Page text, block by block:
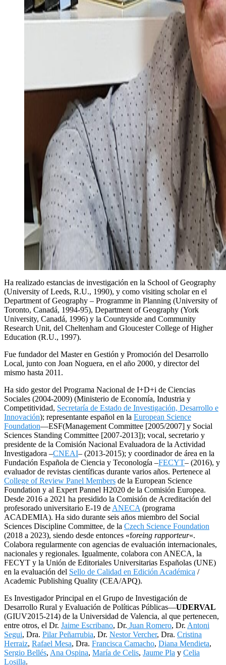
Ha realizado estancias de investigación en la School of Geography
(University of Leeds, R.U., 1990), y como visiting scholar en el
Department of Geography – Programme in Planning (University of
Toronto, Canadá, 1994-95), Department of Geography (York
University, Canadá, 1996) y la Countryside and Community
Research Unit, del Cheltenham and Gloucester College of Higher
Education (R.U., 1997).
Fue fundador del Master en Gestión y Promoción del Desarrollo
Local, junto con Joan Noguera, en el año 2000, y director del
mismo hasta 2011.
Ha sido gestor del Programa Nacional de I+D+i de Ciencias
Sociales (2004-2009) (Ministerio de Economía, Industria y
Competitividad, Secretaría de Estado de Investigación, Desarrollo e
Innovación); representante español en la European Science
Foundation—ESF(Management Committee [2005/2007] y Social
Sciences Standing Committee [2007-2013]); vocal, secretario y
presidente de la Comisión Nacional Evaluadora de la Actividad
Investigadora –CNEAI– (2013-2015); y coordinador de área en la
Fundación Española de Ciencia y Teconología –FECYT– (2016), y
evaluador de revistas científicas durante varios años. Pertenece al
College of Review Panel Members de la European Science
Foundation y al Expert Pannel H2020 de la Comisión Europea.
Desde 2016 a 2021 ha presidido la Comisión de Acreditación del
profesorado universitario E-19 de ANECA (programa
ACADEMIA). Ha sido durante seis años miembro del Social
Sciences Discipline Committee, de la Czech Science Foundation
(2018 a 2023), siendo desde entonces «foreing rapporteur«.
Colabora regularmente con agencias de evaluación internacionales,
nacionales y regionales. Igualmente, colabora con ANECA, la
FECYT y la Unión de Editoriales Universitarias Españolas (UNE)
en la evaluación del Sello de Calidad en Edición Académica /
Academic Publishing Quality (CEA/APQ).
Es Investigador Principal en el Grupo de Investigación de
Desarrollo Rural y Evaluación de Políticas Públicas—UDERVAL
(GIUV2015-214) de la Universidad de Valencia, al que pertenecen,
entre otros, el Dr. Jaime Escribano, Dr. Juan Romero, Dr. Antoni
Segui, Dra. Pilar Peñarrubia, Dr. Nestor Vercher, Dra. Cristina
Herraiz, Rafael Mesa, Dra. Francisca Camacho, Diana Mendieta,
Sergio Bellés, Ana Ospina, María de Celis, Jaume Pla y Celia
Losilla.